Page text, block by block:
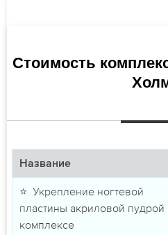
Стоимость
Название
⭐ Укрепление ногтевой
пластины акриловой пудрой
комплексе